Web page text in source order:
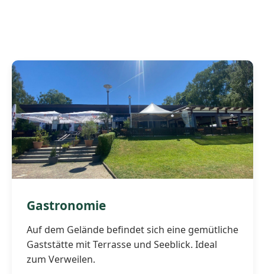
Gastronomie
Auf dem Gelände befindet sich eine gemütliche
Gaststätte mit Terrasse und Seeblick. Ideal
zum Verweilen.